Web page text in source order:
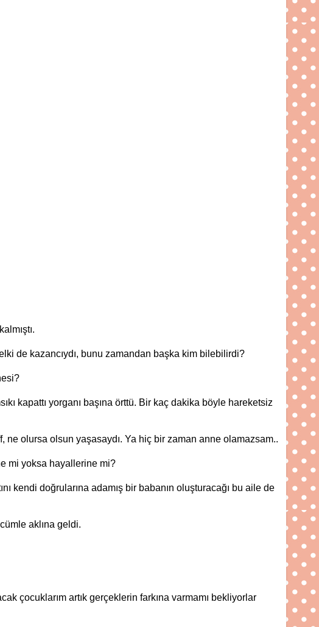
de kazancıydı, bunu zamandan başka kim bilebilirdi?
kapattı yorganı başına örttü. Bir kaç dakika böyle hareketsiz
olursa olsun yaşasaydı. Ya hiç bir zaman anne olamazsam..
mi yoksa hayallerine mi?
kendi doğrularına adamış bir babanın oluşturacağı bu aile de
aklına geldi.
çocuklarım artık gerçeklerin farkına varmamı bekliyorlar